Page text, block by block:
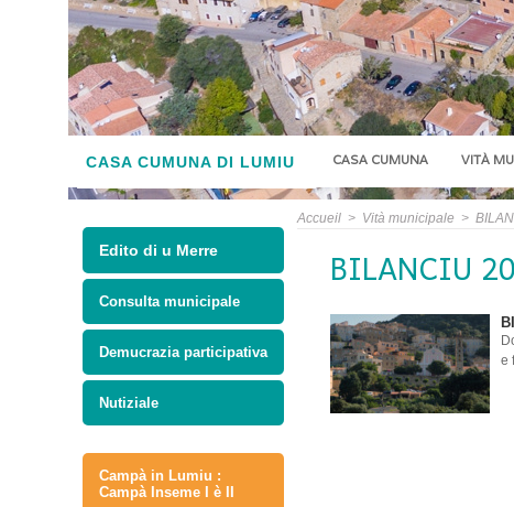
CASA CUMUNA DI LUMIU CASA CUMUNA VITÀ
Edito di u Merre
Consulta municipale
Demucrazia participativa
Nutiziale
Campà in Lumiu :
Campà Inseme I è II
Accueil > Vità municipale >
BILANCIU
e